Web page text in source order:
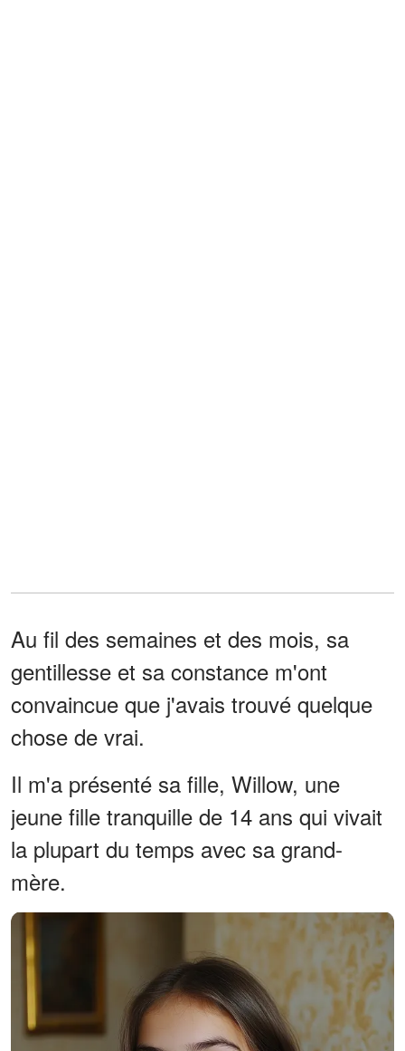
Au fil des semaines et des mois, sa
gentillesse et sa constance m'ont
convaincue que j'avais trouvé quelque
chose de vrai.
Il m'a présenté sa fille, Willow, une
jeune fille tranquille de 14 ans qui vivait
la plupart du temps avec sa grand-
mère.